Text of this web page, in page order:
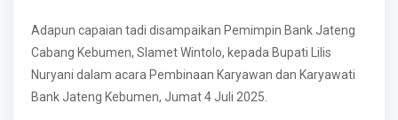
Adapun capaian tadi disampaikan Pemimpin Bank Jateng
Cabang Kebumen, Slamet Wintolo, kepada Bupati Lilis
Nuryani dalam acara Pembinaan Karyawan dan Karyawati
Bank Jateng Kebumen, Jumat 4 Juli 2025.